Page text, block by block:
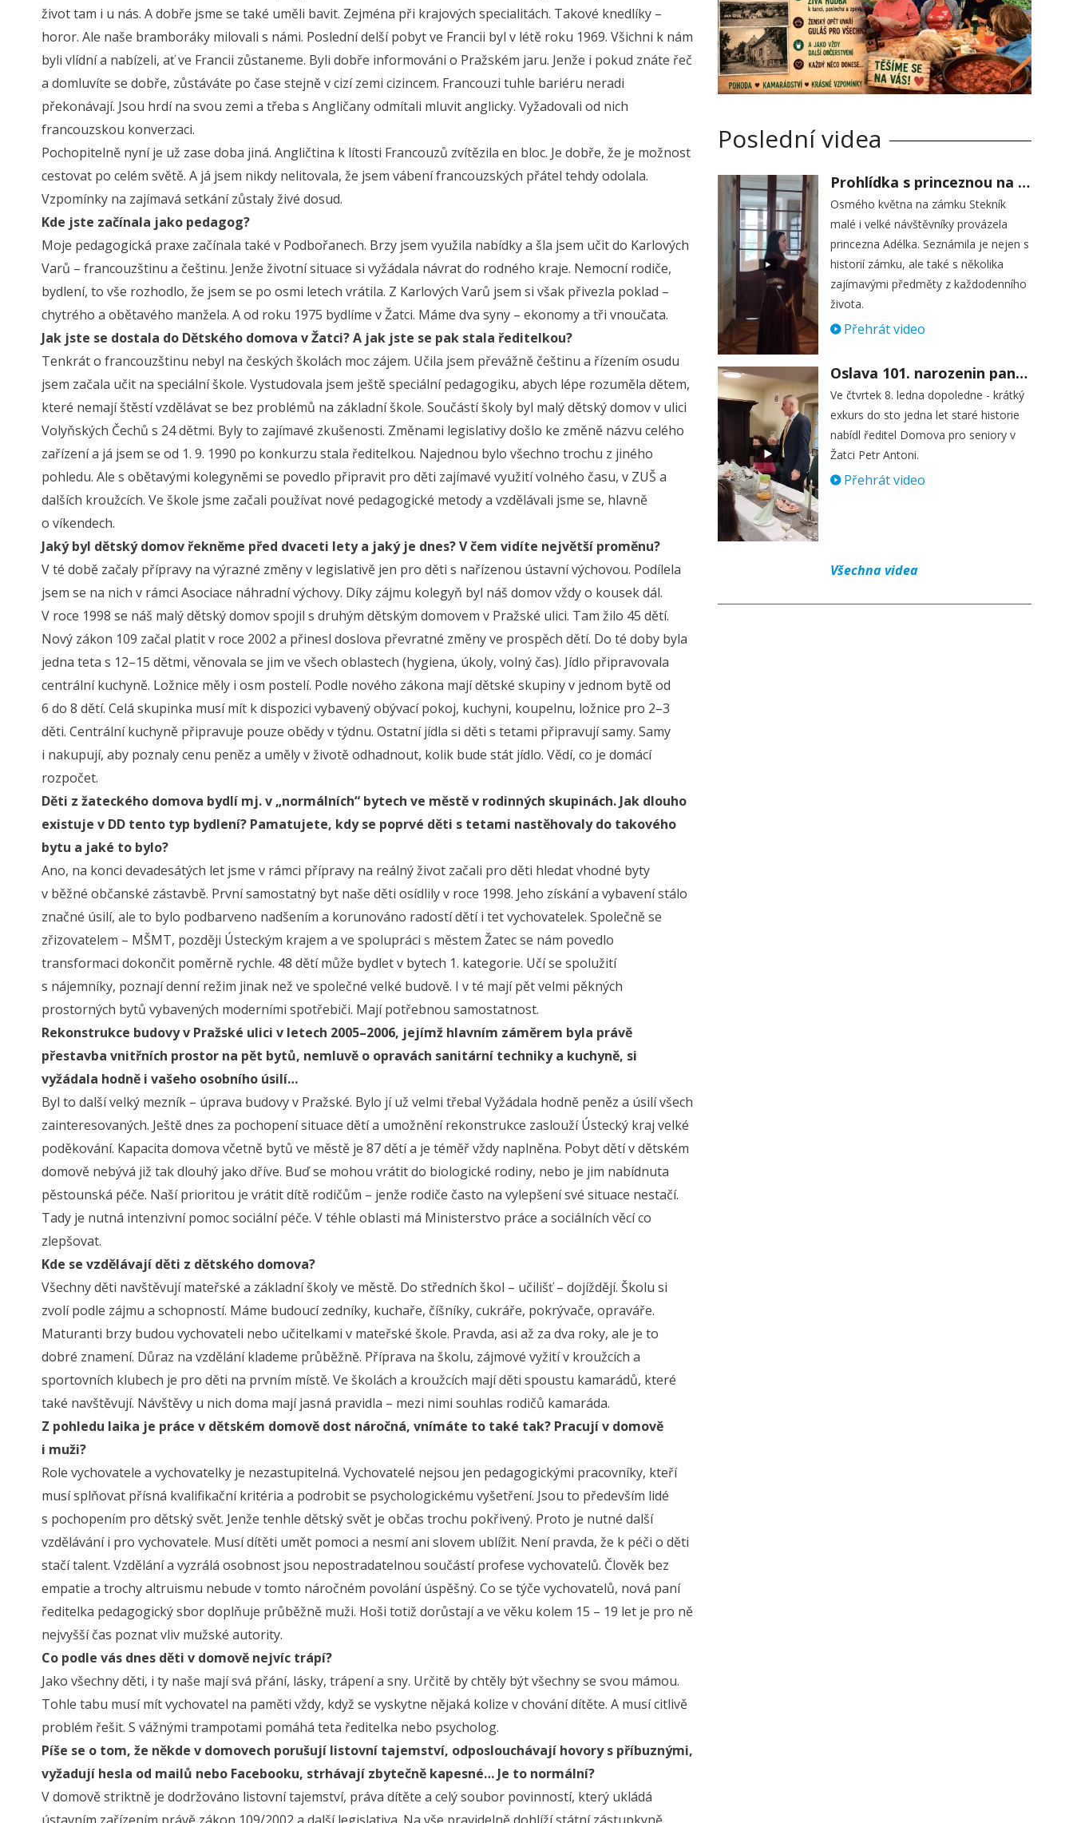
život tam i u nás. A dobře jsme se také uměli bavit. Zejména při krajových specialitách. Takové knedlíky –
horor. Ale naše bramboráky milovali s námi. Poslední delší pobyt ve Francii byl v létě roku 1969. Všichni k nám
byli vlídní a nabízeli, ať ve Francii zůstaneme. Byli dobře informováni o Pražském jaru. Jenže i pokud znáte řeč
a domluvíte se dobře, zůstáváte po čase stejně v cizí zemi cizincem. Francouzi tuhle bariéru neradi
překonávají. Jsou hrdí na svou zemi a třeba s Angličany odmítali mluvit anglicky. Vyžadovali od nich
francouzskou konverzaci.
Pochopitelně nyní je už zase doba jiná. Angličtina k lítosti Francouzů zvítězila en bloc. Je dobře, že je možnost
cestovat po celém světě. A já jsem nikdy nelitovala, že jsem vábení francouzských přátel tehdy odolala.
Vzpomínky na zajímavá setkání zůstaly živé dosud.
Kde jste začínala jako pedagog?
Moje pedagogická praxe začínala také v Podbořanech. Brzy jsem využila nabídky a šla jsem učit do Karlových
Varů – francouzštinu a češtinu. Jenže životní situace si vyžádala návrat do rodného kraje. Nemocní rodiče,
bydlení, to vše rozhodlo, že jsem se po osmi letech vrátila. Z Karlových Varů jsem si však přivezla poklad –
chytrého a obětavého manžela. A od roku 1975 bydlíme v Žatci. Máme dva syny – ekonomy a tři vnoučata.
Jak jste se dostala do Dětského domova v Žatci? A jak jste se pak stala ředitelkou?
Tenkrát o francouzštinu nebyl na českých školách moc zájem. Učila jsem převážně češtinu a řízením osudu
jsem začala učit na speciální škole. Vystudovala jsem ještě speciální pedagogiku, abych lépe rozuměla dětem,
které nemají štěstí vzdělávat se bez problémů na základní škole. Součástí školy byl malý dětský domov v ulici
Volyňských Čechů s 24 dětmi. Byly to zajímavé zkušenosti. Změnami legislativy došlo ke změně názvu celého
zařízení a já jsem se od 1. 9. 1990 po konkurzu stala ředitelkou. Najednou bylo všechno trochu z jiného
pohledu. Ale s obětavými kolegyněmi se povedlo připravit pro děti zajímavé využití volného času, v ZUŠ a
dalších kroužcích. Ve škole jsme začali používat nové pedagogické metody a vzdělávali jsme se, hlavně
o víkendech.
Jaký byl dětský domov řekněme před dvaceti lety a jaký je dnes? V čem vidíte největší proměnu?
V té době začaly přípravy na výrazné změny v legislativě jen pro děti s nařízenou ústavní výchovou. Podílela
jsem se na nich v rámci Asociace náhradní výchovy. Díky zájmu kolegyň byl náš domov vždy o kousek dál.
V roce 1998 se náš malý dětský domov spojil s druhým dětským domovem v Pražské ulici. Tam žilo 45 dětí.
Nový zákon 109 začal platit v roce 2002 a přinesl doslova převratné změny ve prospěch dětí. Do té doby byla
jedna teta s 12–15 dětmi, věnovala se jim ve všech oblastech (hygiena, úkoly, volný čas). Jídlo připravovala
centrální kuchyně. Ložnice měly i osm postelí. Podle nového zákona mají dětské skupiny v jednom bytě od
6 do 8 dětí. Celá skupinka musí mít k dispozici vybavený obývací pokoj, kuchyni, koupelnu, ložnice pro 2–3
děti. Centrální kuchyně připravuje pouze obědy v týdnu. Ostatní jídla si děti s tetami připravují samy. Samy
i nakupují, aby poznaly cenu peněz a uměly v životě odhadnout, kolik bude stát jídlo. Vědí, co je domácí
rozpočet.
Děti z žateckého domova bydlí mj. v „normálních“ bytech ve městě v rodinných skupinách. Jak dlouho
existuje v DD tento typ bydlení? Pamatujete, kdy se poprvé děti s tetami nastěhovaly do takového
bytu a jaké to bylo?
Ano, na konci devadesátých let jsme v rámci přípravy na reálný život začali pro děti hledat vhodné byty
v běžné občanské zástavbě. První samostatný byt naše děti osídlily v roce 1998. Jeho získání a vybavení stálo
značné úsilí, ale to bylo podbarveno nadšením a korunováno radostí dětí i tet vychovatelek. Společně se
zřizovatelem – MŠMT, později Ústeckým krajem a ve spolupráci s městem Žatec se nám povedlo
transformaci dokončit poměrně rychle. 48 dětí může bydlet v bytech 1. kategorie. Učí se spolužití
s nájemníky, poznají denní režim jinak než ve společné velké budově. I v té mají pět velmi pěkných
prostorných bytů vybavených moderními spotřebiči. Mají potřebnou samostatnost.
Rekonstrukce budovy v Pražské ulici v letech 2005–2006, jejímž hlavním záměrem byla právě
přestavba vnitřních prostor na pět bytů, nemluvě o opravách sanitární techniky a kuchyně, si
vyžádala hodně i vašeho osobního úsilí…
Byl to další velký mezník – úprava budovy v Pražské. Bylo jí už velmi třeba! Vyžádala hodně peněz a úsilí všech
zainteresovaných. Ještě dnes za pochopení situace dětí a umožnění rekonstrukce zaslouží Ústecký kraj velké
poděkování. Kapacita domova včetně bytů ve městě je 87 dětí a je téměř vždy naplněna. Pobyt dětí v dětském
domově nebývá již tak dlouhý jako dříve. Buď se mohou vrátit do biologické rodiny, nebo je jim nabídnuta
pěstounská péče. Naší prioritou je vrátit dítě rodičům – jenže rodiče často na vylepšení své situace nestačí.
Tady je nutná intenzivní pomoc sociální péče. V téhle oblasti má Ministerstvo práce a sociálních věcí co
zlepšovat.
Kde se vzdělávají děti z dětského domova?
Všechny děti navštěvují mateřské a základní školy ve městě. Do středních škol – učilišť – dojíždějí. Školu si
zvolí podle zájmu a schopností. Máme budoucí zedníky, kuchaře, číšníky, cukráře, pokrývače, opraváře.
Maturanti brzy budou vychovateli nebo učitelkami v mateřské škole. Pravda, asi až za dva roky, ale je to
dobré znamení. Důraz na vzdělání klademe průběžně. Příprava na školu, zájmové vyžití v kroužcích a
sportovních klubech je pro děti na prvním místě. Ve školách a kroužcích mají děti spoustu kamarádů, které
také navštěvují. Návštěvy u nich doma mají jasná pravidla – mezi nimi souhlas rodičů kamaráda.
Z pohledu laika je práce v dětském domově dost náročná, vnímáte to také tak? Pracují v domově
i muži?
Role vychovatele a vychovatelky je nezastupitelná. Vychovatelé nejsou jen pedagogickými pracovníky, kteří
musí splňovat přísná kvalifikační kritéria a podrobit se psychologickému vyšetření. Jsou to především lidé
s pochopením pro dětský svět. Jenže tenhle dětský svět je občas trochu pokřivený. Proto je nutné další
vzdělávání i pro vychovatele. Musí dítěti umět pomoci a nesmí ani slovem ublížit. Není pravda, že k péči o děti
stačí talent. Vzdělání a vyzrálá osobnost jsou nepostradatelnou součástí profese vychovatelů. Člověk bez
empatie a trochy altruismu nebude v tomto náročném povolání úspěšný. Co se týče vychovatelů, nová paní
ředitelka pedagogický sbor doplňuje průběžně muži. Hoši totiž dorůstají a ve věku kolem 15 – 19 let je pro ně
nejvyšší čas poznat vliv mužské autority.
Co podle vás dnes děti v domově nejvíc trápí?
Jako všechny děti, i ty naše mají svá přání, lásky, trápení a sny. Určitě by chtěly být všechny se svou mámou.
Tohle tabu musí mít vychovatel na paměti vždy, když se vyskytne nějaká kolize v chování dítěte. A musí citlivě
problém řešit. S vážnými trampotami pomáhá teta ředitelka nebo psycholog.
Píše se o tom, že někde v domovech porušují listovní tajemství, odposlouchávají hovory s příbuznými,
vyžadují hesla od mailů nebo Facebooku, strhávají zbytečně kapesné… Je to normální?
V domově striktně je dodržováno listovní tajemství, práva dítěte a celý soubor povinností, který ukládá
Poslední videa
Prohlídka s princeznou na zámku Stekník
Osmého května na zámku Stekník
malé i velké návštěvníky provázela
princezna Adélka. Seznámila je nejen s
historií zámku, ale také s několika
zajímavými předměty z každodenního
života.
Přehrát video
Oslava 101. narozenin paní Věry Skořepové
Ve čtvrtek 8. ledna dopoledne - krátký
exkurs do sto jedna let staré historie
nabídl ředitel Domova pro seniory v
Žatci Petr Antoni.
Přehrát video
Všechna videa